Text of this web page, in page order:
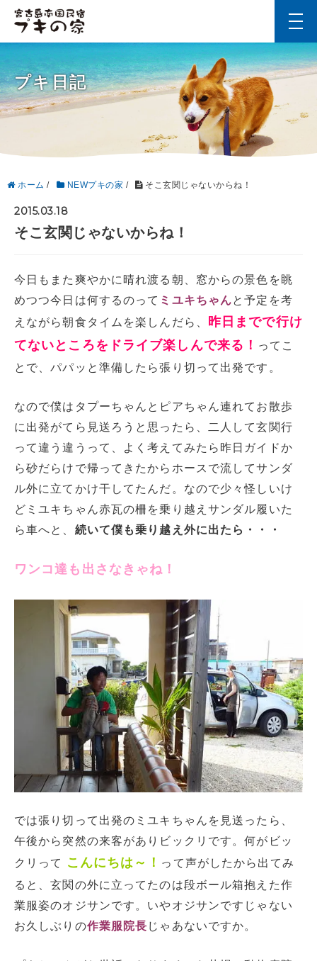
プキ日記
ホーム / NEWプキの家 / そこ玄関じゃないからね！
2015.03.18
そこ玄関じゃないからね！
今日もまた爽やかに晴れ渡る朝、窓からの景色を眺
めつつ今日は何するのって ミユキちゃんと予定を考
えながら朝食タイムを楽しんだら、 昨日までで行け
てないところをドライブ楽しんで来る！ ってこ
とで、パパッと準備したら張り切って出発です。
なので僕はタプーちゃんとピアちゃん連れてお散歩
に出発がてら見送ろうと思ったら、二人して玄関行
って違う違うって、よく考えてみたら昨日ガイドか
ら砂だらけで帰ってきたからホースで流してサンダ
ル外に立てかけ干してたんだ。なので少々怪しいけ
どミユキちゃん赤瓦の柵を乗り越えサンダル履いた
ら車へと、 続いて僕も乗り越え外に出たら・・・
ワンコ達も出さなきゃね！
では張り切って出発のミユキちゃんを見送ったら、
午後から突然の来客がありビックリです。何がビッ
クリって
こんにちは～！ って声がしたから出てみ
ると、玄関の外に立ってたのは段ボール箱抱えた作
業服姿のオジサンです。いやオジサンですじゃない
お久しぶりの作業服院長 じゃあないですか。
t
o
g
g
l
v
a